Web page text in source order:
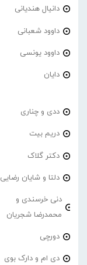
دانیال هندیانی
داوود شعبانی
داوود یونسی
دایان
ددی و چناری
دریم بیت
دکتر گلاک
دلتا و شایان رضایی
دنی خرسندی و
محمدرضا شجریان
دورچی
دی ام و دارک بوی